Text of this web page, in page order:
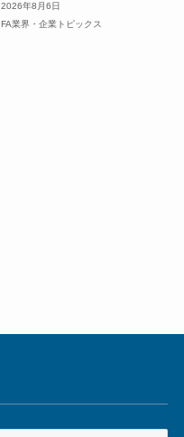
2026年8月6日
FA業界・企業トピックス